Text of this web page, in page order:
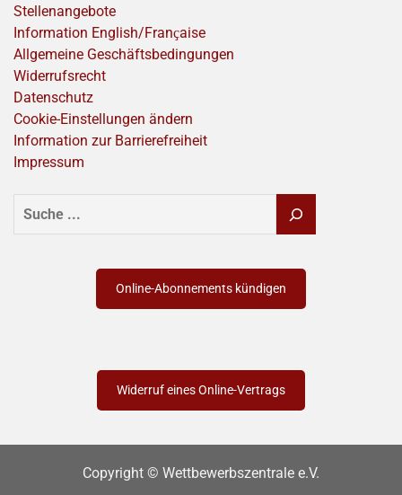
Stellenangebote
Information English/Franҫaise
Allgemeine Geschäftsbedingungen
Widerrufsrecht
Datenschutz
Cookie-Einstellungen ändern
Information zur Barrierefreiheit
Impressum
SUCHEN
Online-Abonnements kündigen
Widerruf eines Online-Vertrags
Copyright © Wettbewerbszentrale e.V.